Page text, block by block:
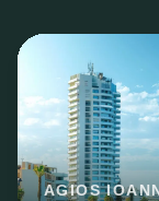
AGIOS